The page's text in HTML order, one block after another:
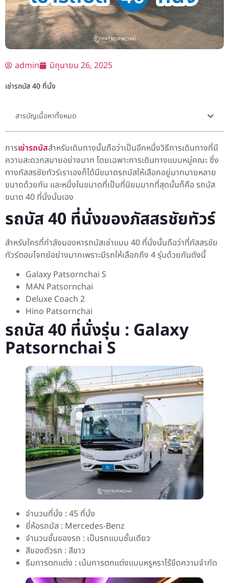
admin มิถุนายน 26, 2025
เช่ารถบัส 40 ที่นั่ง
สารบัญเนื้อหาทั้งหมด
การเช่ารถบัสสำหรับเดินทางนั้นถือว่าเป็นอีกหนึ่งวิธีการเดินทางที่มี
ความสะดวกสบายอย่างมาก โดยเฉพาะการเดินทางแบบหมู่คณะ ซึ่ง
ทางภัสสรชัยทัวร์เราเองก็ได้มีขนาดรถบัสให้เลือกอยู่มากมายหลาย
ขนาดด้วยกัน และหนึ่งในขนาดที่เป็นที่นิยมมากที่สุดนั้นก็คือ รถบัส
ขนาด 40 ที่นั่งนั่นเอง
รถบัส 40 ที่นั่งของภัสสรชัยทัวร์
สำหรับใครที่กำลังมองหารถบัสเช่าแบบ 40 ที่นั่งนั้นถือว่าที่ภัสสรชัย
ทัวร์ตอบโจทย์อย่างมากเพราะมีรถให้เลือกถึง 4 รุ่นด้วยกันดังนี้
Galaxy Patsornchai S
MAN Patsornchai
Deluxe Coach 2
Hino Patsornchai
รถบัส 40 ที่นั่งรุ่น : Galaxy
Patsornchai S
จำนวนที่นั่ง : 45 ที่นั่ง
ยี่ห้อรถบัส : Mercedes-Benz
จำนวนชั้นของรถ : เป็นรถแบบชั้นเดียว
สีของตัวรถ : สีขาว
ธีมการตกแต่ง : เน้นการตกแต่งแบบหรูหราไร้ขีดความจำกัด